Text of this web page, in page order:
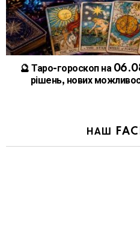
🔮 Таро-гороскоп на
рішень, нових
НАШ